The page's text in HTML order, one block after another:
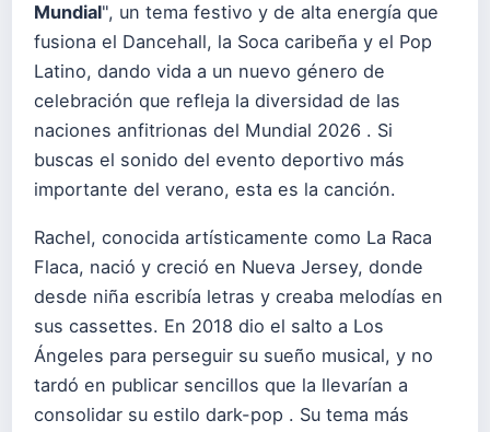
Mundial", un tema festivo y de alta energía que
fusiona el Dancehall, la Soca caribeña y el Pop
Latino, dando vida a un nuevo género de
celebración que refleja la diversidad de las
naciones anfitrionas del Mundial 2026 . Si
buscas el sonido del evento deportivo más
importante del verano, esta es la canción.
Rachel, conocida artísticamente como La Raca
Flaca, nació y creció en Nueva Jersey, donde
desde niña escribía letras y creaba melodías en
sus cassettes. En 2018 dio el salto a Los
Ángeles para perseguir su sueño musical, y no
tardó en publicar sencillos que la llevarían a
consolidar su estilo dark-pop . Su tema más